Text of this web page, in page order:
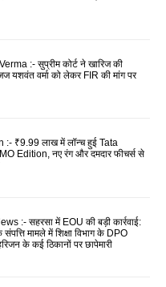
:- सुप्रीम कोर्ट ने खारिज की
जज यशवंत वर्मा को लेकर FIR की मांग पर
:- ₹9.99 लाख में लॉन्च हुई Tata
Edition, नए रंग और दमदार फीचर्स से
:- सहरसा में EOU की बड़ी कार्रवाई:
मामले में शिक्षा विभाग के DPO
के कई ठिकानों पर छापेमारी